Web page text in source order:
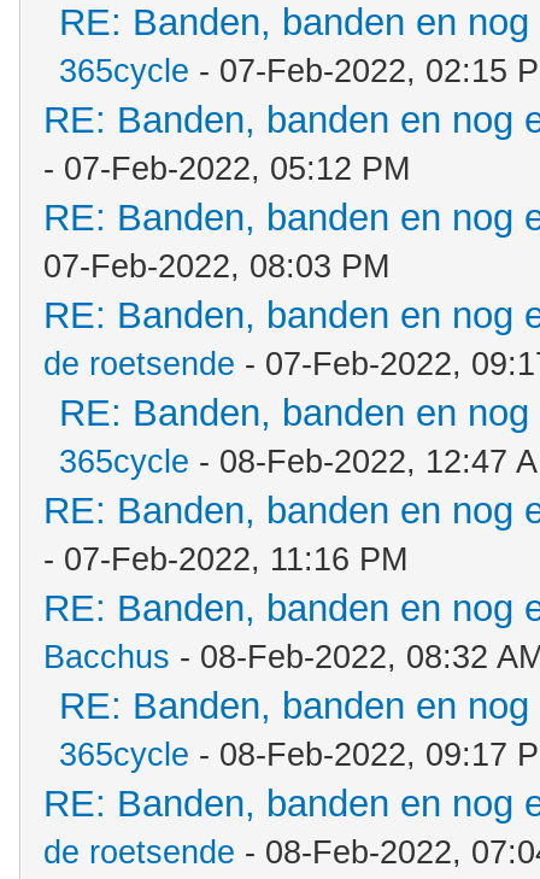
RE: Banden, banden en
365cycle - 07-Feb-2022, 02:15
RE: Banden, banden en nog
- 07-Feb-2022, 05:12 PM
RE: Banden, banden en nog
07-Feb-2022, 08:03 PM
RE: Banden, banden en nog
de roetsende - 07-Feb-2022,
RE: Banden, banden en
365cycle - 08-Feb-2022, 12:47
RE: Banden, banden en nog
- 07-Feb-2022, 11:16 PM
RE: Banden, banden en nog
Bacchus - 08-Feb-2022, 08:32
RE: Banden, banden en
365cycle - 08-Feb-2022, 09:17
RE: Banden, banden en nog
de roetsende - 08-Feb-2022,